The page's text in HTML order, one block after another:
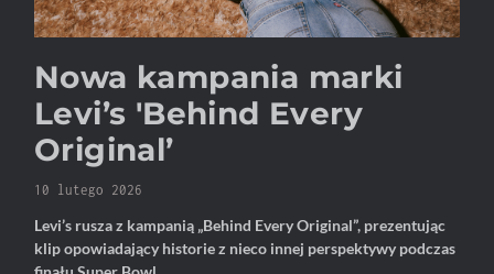
Nowa kampania marki
Levi’s 'Behind Every
Original’
10 lutego 2026
Levi’s rusza z kampanią „Behind Every Original”, prezentując
klip opowiadający historie z nieco innej perspektywy podczas